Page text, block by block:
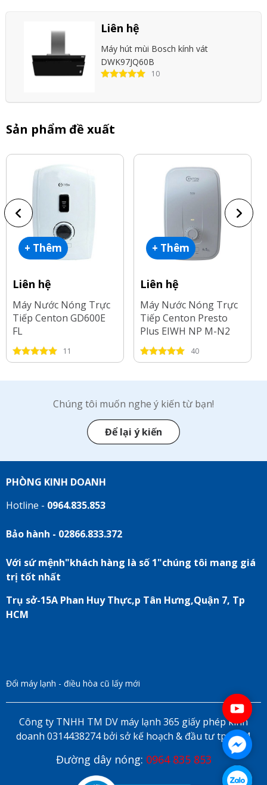
Liên hệ
Máy hút mùi Bosch kính vát
DWK97JQ60B
10
Sản phẩm đề xuất
+ Thêm
Liên hệ
Máy Nước Nóng Trực
Tiếp Centon GD600E
FL
11
+ Thêm
Liên hệ
Máy Nước Nóng Trực
Tiếp Centon Presto
Plus EIWH NP M-N2
4.5kW
40
Chúng tôi muốn nghe ý kiến từ bạn!
Để lại ý kiến
PHÒNG KINH DOANH
Hotline - 0964.835.853
Bảo hành - 02866.833.372
Với sứ mệnh"khách hàng là số 1"chúng tôi mang giá
trị tốt nhất
Trụ sở-15A Phan Huy Thực,p Tân Hưng,Quận 7, Tp
HCM
Đổi máy lạnh - điều hòa cũ lấy mới
Công ty TNHH TM DV máy lạnh 365 giấy phép kinh
doanh 0314438274 bởi sở kế hoạch & đầu tư tp HCM
Đường dây nóng: 0964 835 853